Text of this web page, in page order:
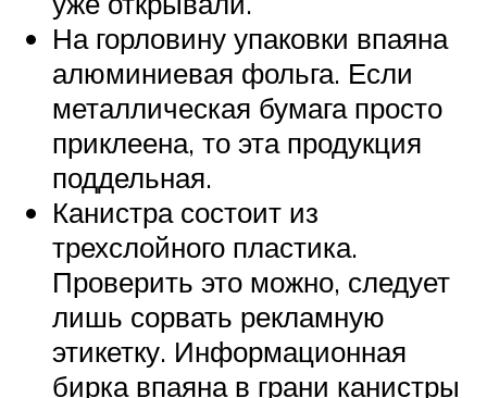
На горловину упаковки впаяна
алюминиевая фольга. Если
металлическая бумага просто
приклеена, то эта продукция
поддельная.
Канистра состоит из
трехслойного пластика.
Проверить это можно, следует
лишь сорвать рекламную
этикетку. Информационная
бирка впаяна в грани канистры